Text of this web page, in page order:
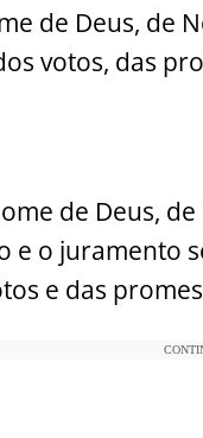
de Deus, de
votos, das
de Deus,
e o juramento
e das